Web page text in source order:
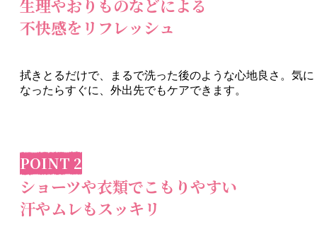
生理やおりものなどによる
不快感をリフレッシュ
拭きとるだけで、まるで洗った後のような心地良さ。気に
なったらすぐに、外出先でもケアできます。
POINT 2
ショーツや衣類でこもりやすい
汗やムレもスッキリ